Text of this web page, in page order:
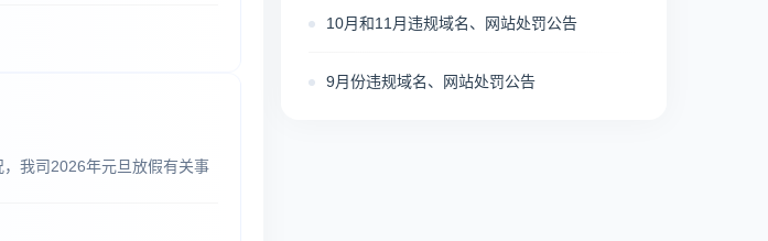
我司2026年元旦放假有关事
10月和11月违规域名、网站处罚公告
9月份违规域名、网站处罚公告